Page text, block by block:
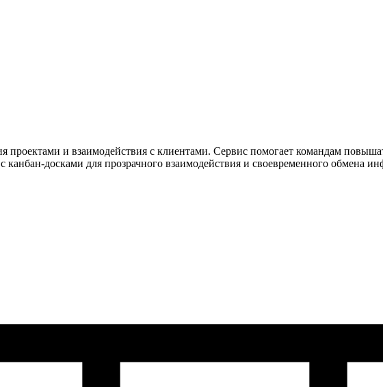
и взаимодействия с клиентами. Сервис помогает командам
канбан-досками для прозрачного взаимодействия и своевременного обмена